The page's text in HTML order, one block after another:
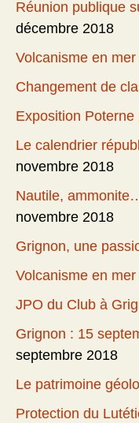
Réunion publique
décembre 2018
Volcanisme en
Changement de
Exposition Poterne
Le calendrier
novembre 2018
Nautile,
novembre 2018
Grignon, une
Volcanisme en
JPO du Club à
Grignon : 15
septembre 2018
Le patrimoine
Protection du